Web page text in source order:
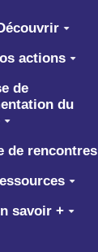
actions
de
du
de rencontres
savoir +